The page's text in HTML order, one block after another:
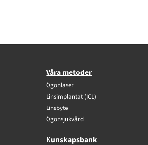
Våra metoder
Ögonlaser
Linsimplantat (ICL)
Linsbyte
Ögonsjukvård
Kunskapsbank